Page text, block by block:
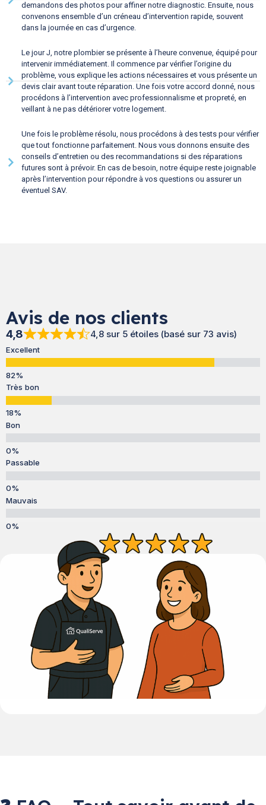
demandons des photos pour affiner notre diagnostic. Ensuite, nous
convenons ensemble d’un créneau d’intervention rapide, souvent
dans la journée en cas d’urgence.
Le jour J, notre plombier se présente à l’heure convenue, équipé pour
intervenir immédiatement. Il commence par vérifier l’origine du
problème, vous explique les actions nécessaires et vous présente un
devis clair avant toute réparation. Une fois votre accord donné, nous
procédons à l’intervention avec professionnalisme et propreté, en
veillant à ne pas détériorer votre logement.
Une fois le problème résolu, nous procédons à des tests pour vérifier
que tout fonctionne parfaitement. Nous vous donnons ensuite des
conseils d’entretien ou des recommandations si des réparations
futures sont à prévoir. En cas de besoin, notre équipe reste joignable
après l’intervention pour répondre à vos questions ou assurer un
éventuel SAV.
Avis de nos clients
4,8 4,8 sur 5 étoiles (basé sur 73 avis)
Excellent
Très bon
Bon
Passable
Mauvais